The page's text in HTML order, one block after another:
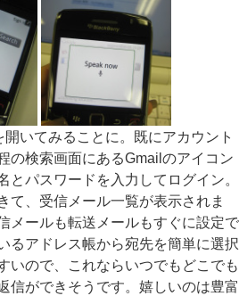
いてみることに。既にアカウント
の検索画面にあるGmailのアイコン
とパスワードを入力してログイン。
て、受信メール一覧が表示されま
メールも転送メールもすぐに設定で
るアドレス帳から宛先を簡単に選択
いので、これならいつでもどこでも
信ができそうです。嬉しいのは豊富